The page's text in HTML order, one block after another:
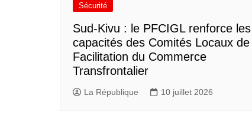
Sécurité
Sud-Kivu : le PFCIGL renforce les
capacités des Comités Locaux de
Facilitation du Commerce
Transfrontalier
La République 10 juillet 2026